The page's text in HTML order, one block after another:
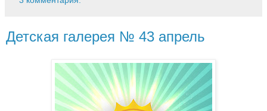
Детская галерея № 43 апрель